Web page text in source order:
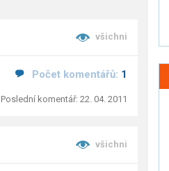
všichni
Počet komentářů: 1
Poslední komentář: 22. 04. 2011
všichni